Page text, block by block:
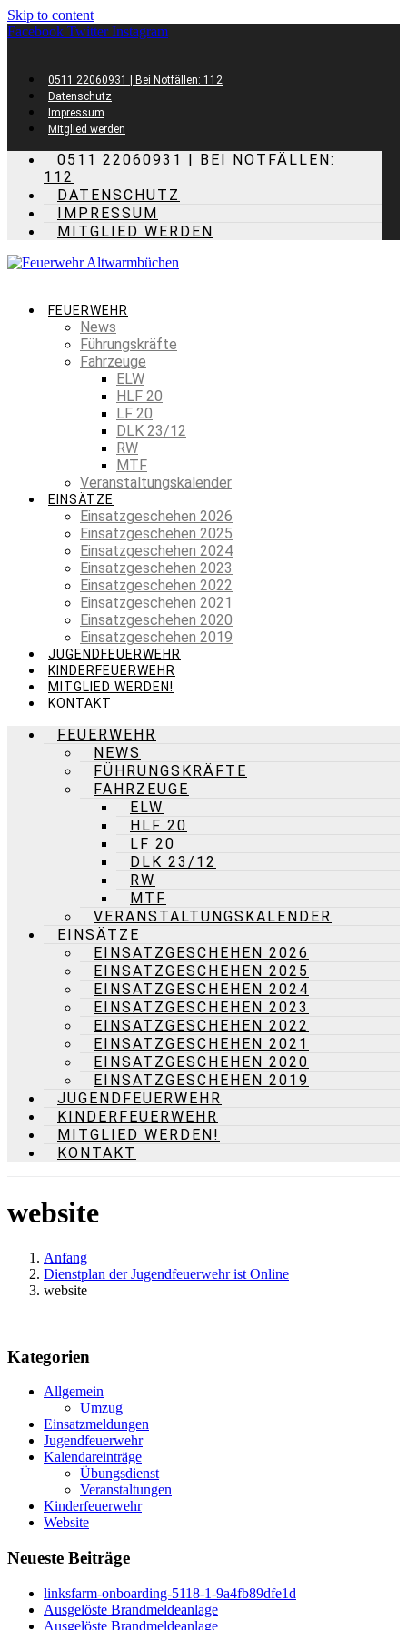
Skip to content
Facebook Twitter Instagram
0511 22060931 | Bei Notfällen: 112
Datenschutz
Impressum
Mitglied werden
0511 22060931 | BEI NOTFÄLLEN:
112
DATENSCHUTZ
IMPRESSUM
MITGLIED WERDEN
FEUERWEHR
News
Führungskräfte
Fahrzeuge
ELW
HLF 20
LF 20
DLK 23/12
RW
MTF
Veranstaltungskalender
EINSÄTZE
Einsatzgeschehen 2026
Einsatzgeschehen 2025
Einsatzgeschehen 2024
Einsatzgeschehen 2023
Einsatzgeschehen 2022
Einsatzgeschehen 2021
Einsatzgeschehen 2020
Einsatzgeschehen 2019
JUGENDFEUERWEHR
KINDERFEUERWEHR
MITGLIED WERDEN!
KONTAKT
FEUERWEHR
NEWS
FÜHRUNGSKRÄFTE
FAHRZEUGE
ELW
HLF 20
LF 20
DLK 23/12
RW
MTF
VERANSTALTUNGSKALENDER
EINSÄTZE
EINSATZGESCHEHEN 2026
EINSATZGESCHEHEN 2025
EINSATZGESCHEHEN 2024
EINSATZGESCHEHEN 2023
EINSATZGESCHEHEN 2022
EINSATZGESCHEHEN 2021
EINSATZGESCHEHEN 2020
EINSATZGESCHEHEN 2019
JUGENDFEUERWEHR
KINDERFEUERWEHR
MITGLIED WERDEN!
KONTAKT
website
Anfang
Dienstplan der Jugendfeuerwehr ist Online
website
Kategorien
Allgemein
Umzug
Einsatzmeldungen
Jugendfeuerwehr
Kalendareinträge
Übungsdienst
Veranstaltungen
Kinderfeuerwehr
Website
Neueste Beiträge
linksfarm-onboarding-5118-1-9a4fb89dfe1d
Ausgelöste Brandmeldeanlage
Ausgelöste Brandmeldeanlage